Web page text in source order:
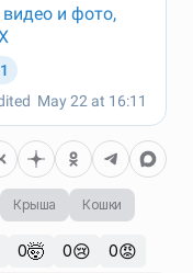
Крыша Кошки
0🤯 0😢 0😡